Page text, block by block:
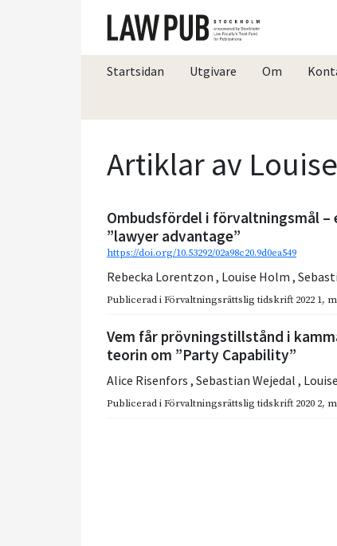
Startsidan Utgivare Om
Artiklar av
Ombudsfördel i förvaltningsmål
”lawyer advantage”
https://doi.org/10.53292/02a98c20.9d0ea549
Rebecka Lorentzon , Louise Holm ,
Publicerad iFörvaltningsrättslig tidskrift 2022 1,
Vem får prövningstillstånd i
teorin om ”Party Capability”
Alice Risenfors , Sebastian Wejedal ,
Publicerad iFörvaltningsrättslig tidskrift 2020 2,